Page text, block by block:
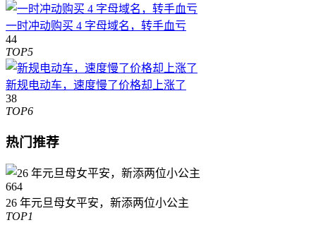
一时冲动购买 4 字母域名，转手血亏
44
TOP5
新规电动车，速度慢了价格却上涨了
38
TOP6
热门推荐
664
26 年元旦母女平安，新添两位小公主
TOP1